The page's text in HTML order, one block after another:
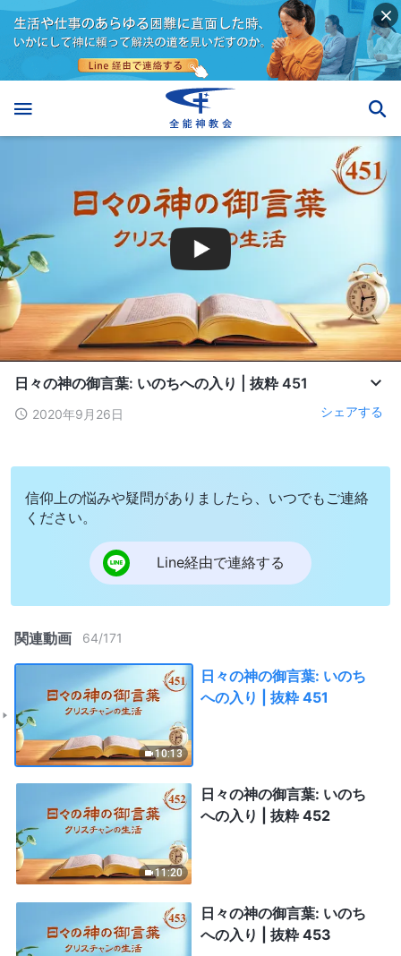
日々の神の御言葉: いのちへの入り | 抜粋 451
2020年9月26日 シェアする
信仰上の悩みや疑問がありましたら、いつでもご連絡
ください。
Line経由で連絡する
関連動画 64/171
10:13
日々の神の御言葉: いのち
への入り | 抜粋 451
11:20
日々の神の御言葉: いのち
への入り | 抜粋 452
日々の神の御言葉: いのち
への入り | 抜粋 453